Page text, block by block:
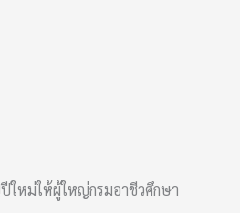
ใหม่ให้ผู้ใหญ่กรมอาชีวศึกษา